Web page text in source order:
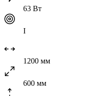
63 Вт
I
1200 мм
600 мм